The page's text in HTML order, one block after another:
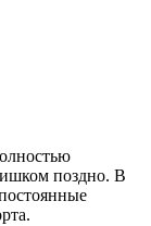
поздно. В